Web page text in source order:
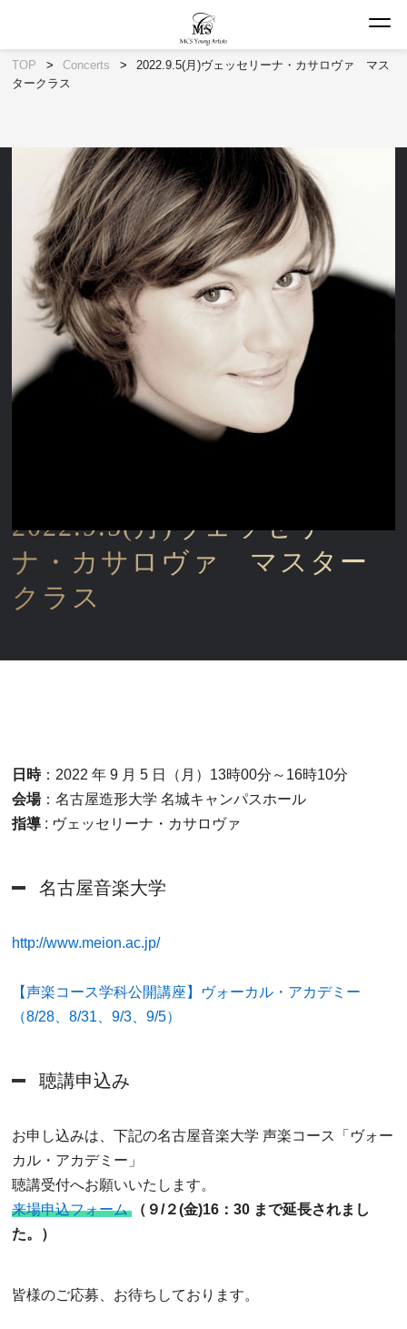
TOP Concerts
2022.9.5(月)ヴェッセリーナ・カサロヴァ マス
タークラス
2022.9.5(月)ヴェッセリー
ナ・カサロヴァ マスター
クラス
日時：2022 年 9 月 5 日（月）13時00分～16時10分
会場：名古屋造形大学 名城キャンパスホール
指導 : ヴェッセリーナ・カサロヴァ
名古屋音楽大学
http://www.meion.ac.jp/
【声楽コース学科公開講座】ヴォーカル・アカデミー
（8/28、8/31、9/3、9/5）
聴講申込み
お申し込みは、下記の名古屋音楽大学 声楽コース「ヴォー
カル・アカデミー」
聴講受付へお願いいたします。
来場申込フォーム
（９/２(金)16：30 まで延長されまし
た。）
皆様のご応募、お待ちしております。